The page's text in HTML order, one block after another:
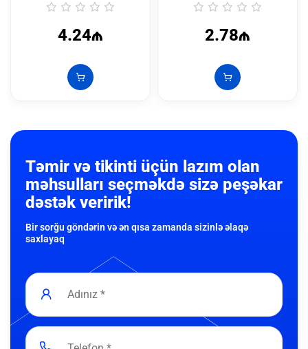
4.24₼ 2.78₼
Təmir və tikinti üçün lazım olan
məhsulları seçməkdə sizə peşəkar
dəstək veririk!
Bir sorğu göndərin və ən qısa zamanda sizinlə əlaqə
saxlayaq